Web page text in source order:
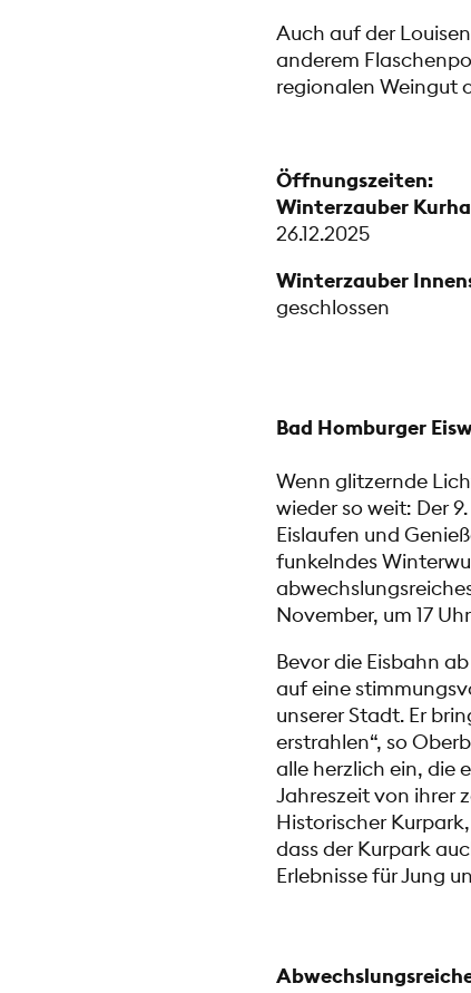
Auch auf der
anderem
regionalen Weingut
Öffnungszeiten:
Winterzauber
26.12.2025
Winterzauber
geschlossen
Bad Homburger
Wenn glitzernde
wieder so weit: Der
Eislaufen und
funkelndes
November, um 17
Bevor die Eisbahn
auf eine
unserer Stadt. Er
erstrahlen“, so
alle herzlich ein, die
Jahreszeit von ihrer
Historischer
dass der Kurpark
Erlebnisse für Jung